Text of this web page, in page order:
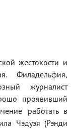
жестокости и
Филадельфия,
журналист
проявивший
работать в
Чэдуэя (Рэнди